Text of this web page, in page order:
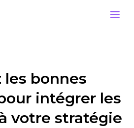
les bonnes
intégrer les
votre stratégie